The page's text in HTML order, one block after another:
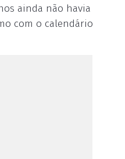
ainda não havia
com o calendário